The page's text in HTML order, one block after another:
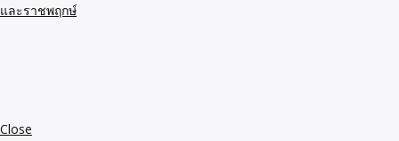
และราชพฤกษ์
Close